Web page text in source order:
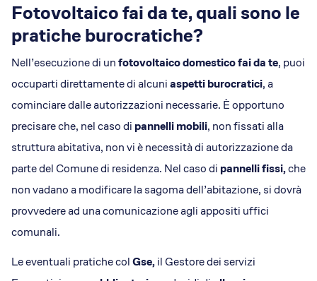
Fotovoltaico fai da te, quali sono le
pratiche burocratiche?
Nell’esecuzione di unfotovoltaico domestico fai da te, puoi
occuparti direttamente di alcuniaspetti burocratici, a
cominciare dalle autorizzazioni necessarie. È opportuno
precisare che, nel caso di pannelli mobili, non fissati alla
struttura abitativa, non vi è necessità di autorizzazione da
parte del Comune di residenza. Nel caso di pannellifissi,che
non vadano a modificare la sagoma dell’abitazione, si dovrà
provvedere ad una comunicazione agli appositi uffici
comunali.
Le eventuali pratiche colGse,il Gestore dei servizi